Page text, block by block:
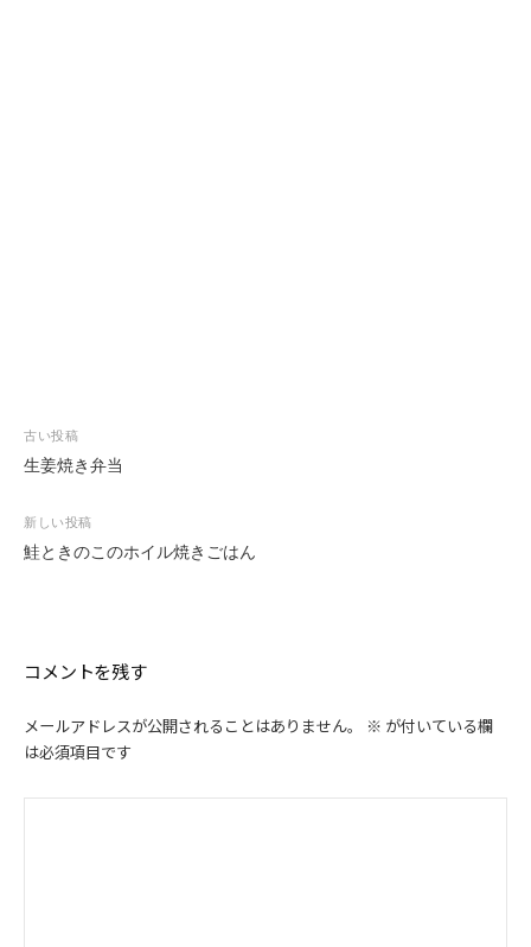
投
稿
ビ
ゲ
ン
古い投稿
生姜焼き弁当
新しい投稿
鮭ときのこのホイル焼きごはん
コメントを残す
メールアドレスが公開されることはありません。 ※ が付いている欄
は必須項目です